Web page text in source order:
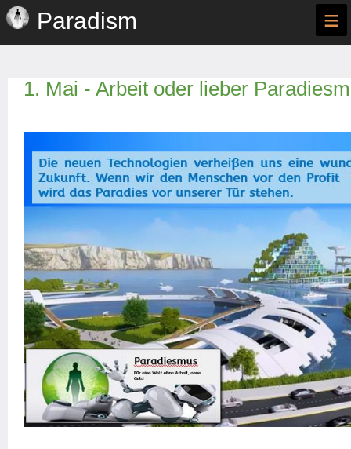
Paradism ≡
1. Mai - Arbeit oder lieber